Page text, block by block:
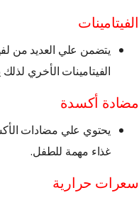
الفيتامينات
الفيتامينات الأخري
مضادة أكسدة
يحتوي علي مضادات
غذاء مهمة للطفل.
سعرات حرارية